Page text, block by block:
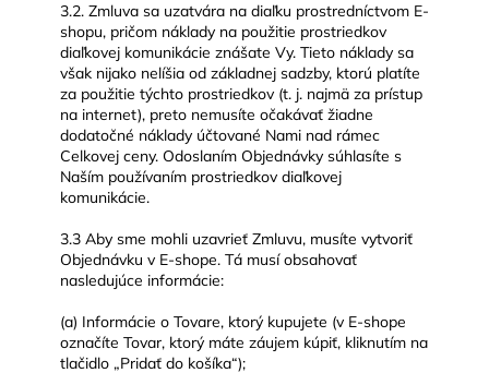
3.2. Zmluva sa uzatvára na diaľku prostredníctvom E-
shopu, pričom náklady na použitie prostriedkov
diaľkovej komunikácie znášate Vy. Tieto náklady sa
však nijako nelíšia od základnej sadzby, ktorú platíte
za použitie týchto prostriedkov (t. j. najmä za prístup
na internet), preto nemusíte očakávať žiadne
dodatočné náklady účtované Nami nad rámec
Celkovej ceny. Odoslaním Objednávky súhlasíte s
Naším používaním prostriedkov diaľkovej
komunikácie.
3.3 Aby sme mohli uzavrieť Zmluvu, musíte vytvoriť
Objednávku v E-shope. Tá musí obsahovať
nasledujúce informácie:
(a) Informácie o Tovare, ktorý kupujete (v E-shope
označíte Tovar, ktorý máte záujem kúpiť, kliknutím na
tlačidlo „Pridať do košíka“);